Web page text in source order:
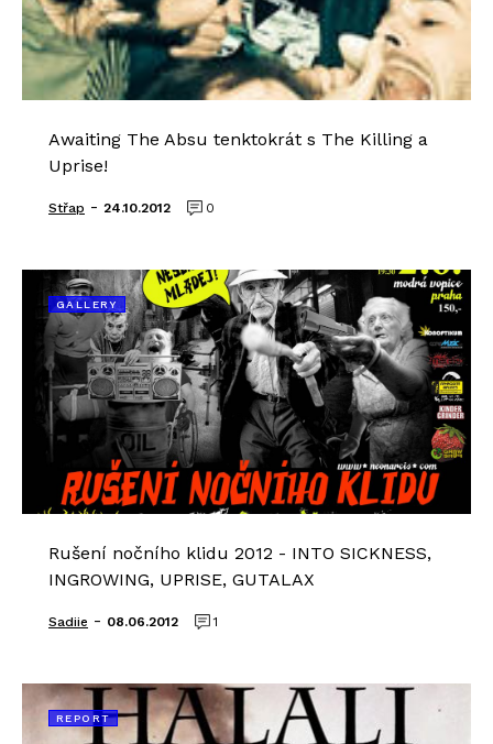
Awaiting The Absu tenktokrát s The Killing a
Uprise!
Střap - 24.10.2012 0
GALLERY
Rušení nočního klidu 2012 - INTO SICKNESS,
INGROWING, UPRISE, GUTALAX
Sadiie - 08.06.2012 1
REPORT